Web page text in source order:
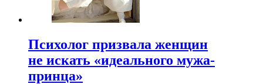
Психолог призвала женщин
не искать «идеального мужа-
принца»